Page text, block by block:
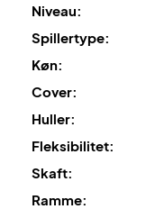
Niveau:
Spillertype:
Køn:
Cover:
Huller:
Fleksibilitet:
Skaft:
Ramme: